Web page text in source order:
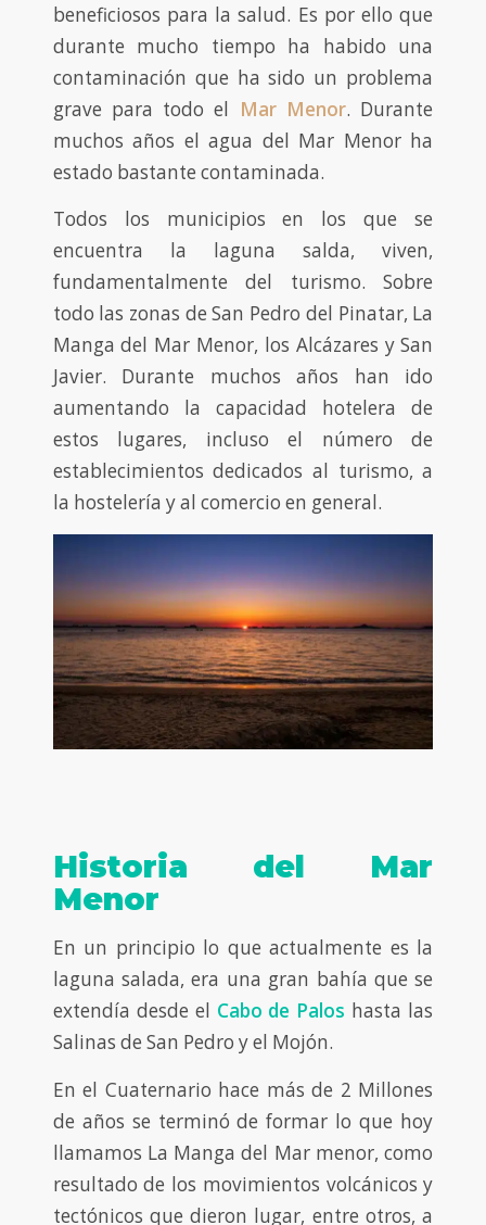
beneficiosos para la salud. Es por ello que
durante mucho tiempo ha habido una
contaminación que ha sido un problema
grave para todo el Mar Menor. Durante
muchos años el agua del Mar Menor ha
estado bastante contaminada.
Todos los municipios en los que se
encuentra la laguna salda, viven,
fundamentalmente del turismo. Sobre
todo las zonas de San Pedro del Pinatar, La
Manga del Mar Menor, los Alcázares y San
Javier. Durante muchos años han ido
aumentando la capacidad hotelera de
estos lugares, incluso el número de
establecimientos dedicados al turismo, a
la hostelería y al comercio en general.
Historia del Mar
Menor
En un principio lo que actualmente es la
laguna salada, era una gran bahía que se
extendía desde el Cabo de Palos hasta las
Salinas de San Pedro y el Mojón.
En el Cuaternario hace más de 2 Millones
de años se terminó de formar lo que hoy
llamamos La Manga del Mar menor, como
resultado de los movimientos volcánicos y
tectónicos que dieron lugar, entre otros, a